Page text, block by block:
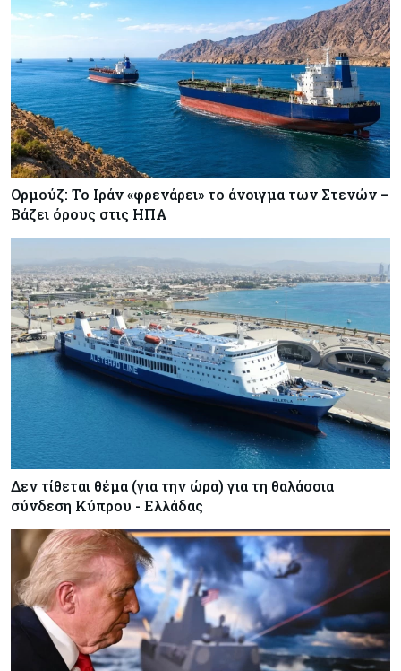
Ορμούζ: Το Ιράν «φρενάρει» το άνοιγμα των Στενών –
Βάζει όρους στις ΗΠΑ
Δεν τίθεται θέμα (για την ώρα) για τη θαλάσσια
σύνδεση Κύπρου - Ελλάδας